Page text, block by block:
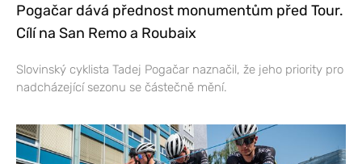
Pogačar dává přednost monumentům před Tour.
Cílí na San Remo a Roubaix
Slovinský cyklista Tadej Pogačar naznačil, že jeho priority pro
nadcházející sezonu se částečně mění.